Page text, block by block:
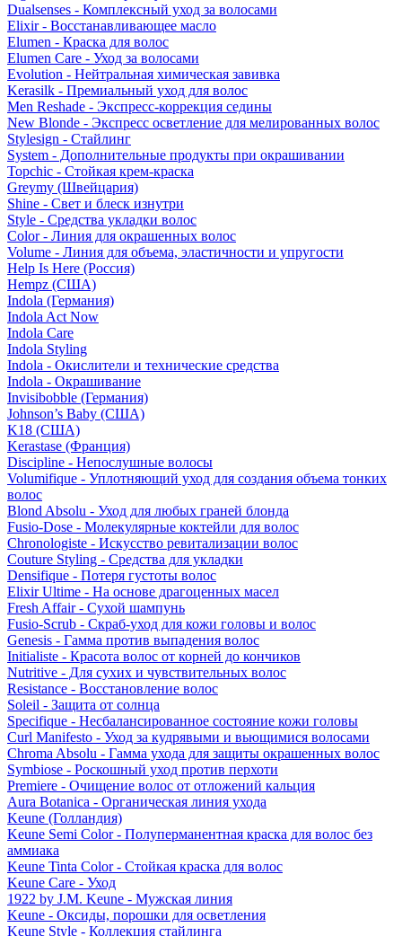
Dualsenses - Комплексный уход за волосами
Elixir - Восстанавливающее масло
Elumen - Краска для волос
Elumen Care - Уход за волосами
Evolution - Нейтральная химическая завивка
Kerasilk - Премиальный уход для волос
Men Reshade - Экспресс-коррекция седины
New Blonde - Экспресс осветление для мелированных волос
Stylesign - Стайлинг
System - Дополнительные продукты при окрашивании
Topchic - Стойкая крем-краска
Greymy (Швейцария)
Shine - Свет и блеск изнутри
Style - Средства укладки волос
Color - Линия для окрашенных волос
Volume - Линия для объема, эластичности и упругости
Help Is Here (Россия)
Hempz (США)
Indola (Германия)
Indola Act Now
Indola Care
Indola Styling
Indola - Окислители и технические средства
Indola - Окрашивание
Invisibobble (Германия)
Johnson’s Baby (США)
K18 (США)
Kerastase (Франция)
Discipline - Непослушные волосы
Volumifique - Уплотняющий уход для создания объема тонких
волос
Blond Absolu - Уход для любых граней блонда
Fusio-Dose - Молекулярные коктейли для волос
Chronologiste - Искусство ревитализации волос
Couture Styling - Средства для укладки
Densifique - Потеря густоты волос
Elixir Ultime - На основе драгоценных масел
Fresh Affair - Сухой шампунь
Fusio-Scrub - Скраб-уход для кожи головы и волос
Genesis - Гамма против выпадения волос
Initialiste - Красота волос от корней до кончиков
Nutritive - Для сухих и чувствительных волос
Resistance - Восстановление волос
Soleil - Защита от солнца
Specifique - Несбалансированное состояние кожи головы
Curl Manifesto - Уход за кудрявыми и вьющимися волосами
Chroma Absolu - Гамма ухода для защиты окрашенных волос
Symbiose - Роскошный уход против перхоти
Premiere - Очищение волос от отложений кальция
Aura Botanica - Органическая линия ухода
Keune (Голландия)
Keune Semi Color - Полуперманентная краска для волос без
аммиака
Keune Tinta Color - Стойкая краска для волос
Keune Care - Уход
1922 by J.M. Keune - Мужская линия
Keune - Оксиды, порошки для осветления
Keune Style - Коллекция стайлинга